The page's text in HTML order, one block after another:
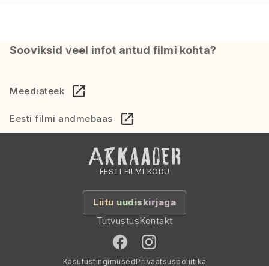
Sooviksid veel infot antud filmi kohta?
Meediateek
Eesti filmi andmebaas
EESTI FILMI KODU
Liitu uudiskirjaga
TutvustusKontakt
KasutustingimusedPrivaatsuspoliitika